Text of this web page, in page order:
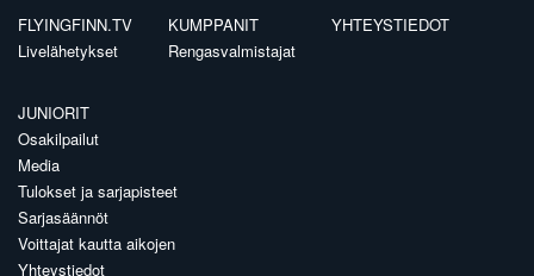
FLYINGFINN.TV
Livelähetykset
KUMPPANIT
Rengasvalmistajat
YHTEYSTIEDOT
JUNIORIT
Osakilpailut
Media
Tulokset ja sarjapisteet
Sarjasäännöt
Voittajat kautta aikojen
Yhteystiedot